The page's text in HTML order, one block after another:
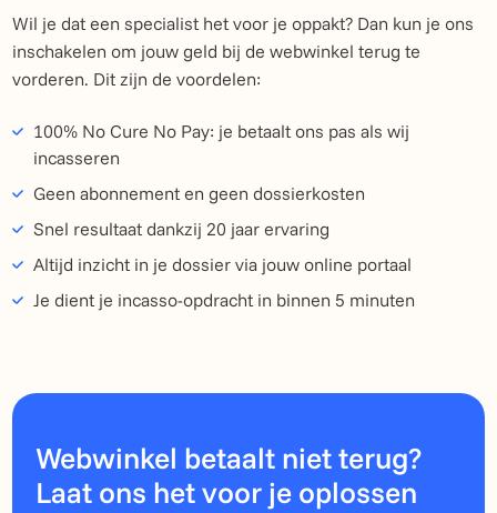
Wil je dat een specialist het voor je oppakt? Dan kun je ons
inschakelen om jouw geld bij de webwinkel terug te
vorderen. Dit zijn de voordelen:
100% No Cure No Pay: je betaalt ons pas als wij
incasseren
Geen abonnement en geen dossierkosten
Snel resultaat dankzij 20 jaar ervaring
Altijd inzicht in je dossier via jouw online portaal
Je dient je incasso-opdracht in binnen 5 minuten
Webwinkel betaalt niet terug?
Laat ons het voor je oplossen